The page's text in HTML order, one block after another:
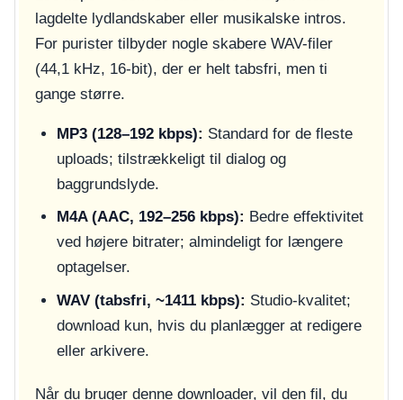
lagdelte lydlandskaber eller musikalske intros.
For purister tilbyder nogle skabere WAV-filer
(44,1 kHz, 16-bit), der er helt tabsfri, men ti
gange større.
MP3 (128–192 kbps): Standard for de fleste
uploads; tilstrækkeligt til dialog og
baggrundslyde.
M4A (AAC, 192–256 kbps): Bedre effektivitet
ved højere bitrater; almindeligt for længere
optagelser.
WAV (tabsfri, ~1411 kbps): Studio-kvalitet;
download kun, hvis du planlægger at redigere
eller arkivere.
Når du bruger denne downloader, vil den fil, du